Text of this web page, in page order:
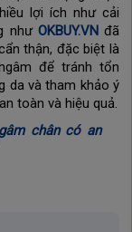
lợi ích như cải
như OKBUY.VNđã
thận, đặc biệt là
để tránh tổn
da và tham khảo ý
toàn và hiệu quả.
chân có an